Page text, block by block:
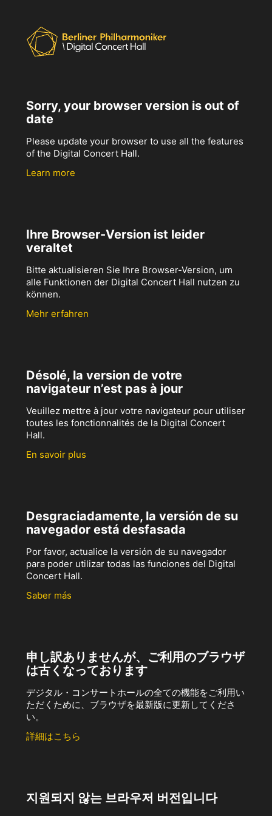
Sorry, your browser version is out of
date
Please update your browser to use all the features
of the Digital Concert Hall.
Learn more
Ihre Browser-Version ist leider
veraltet
Bitte aktualisieren Sie Ihre Browser-Version, um
alle Funktionen der Digital Concert Hall nutzen zu
können.
Mehr erfahren
Désolé, la version de votre
navigateur n’est pas à jour
Veuillez mettre à jour votre navigateur pour utiliser
toutes les fonctionnalités de la Digital Concert
Hall.
En savoir plus
Desgraciadamente, la versión de su
navegador está desfasada
Por favor, actualice la versión de su navegador
para poder utilizar todas las funciones del Digital
Concert Hall.
Saber más
申し訳ありませんが、ご利用のブラウザ
は古くなっております
デジタル・コンサートホールの全ての機能をご利用い
ただくために、ブラウザを最新版に更新してくださ
い。
詳細はこちら
지원되지 않는 브라우저 버전입니다